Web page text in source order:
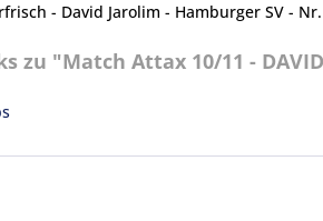
- David Jarolim - Hamburger SV -
zu "Match Attax 10/11 - DAVID